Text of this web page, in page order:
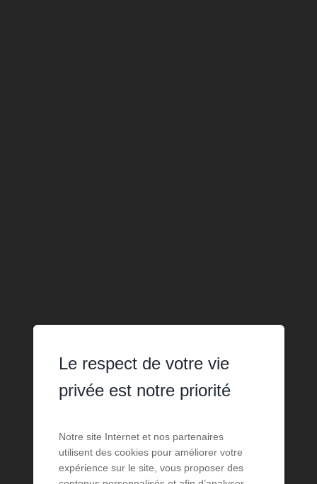
Le respect de votre vie
privée est notre priorité
Notre site Internet et nos partenaires
utilisent des cookies pour améliorer votre
expérience sur le site, vous proposer des